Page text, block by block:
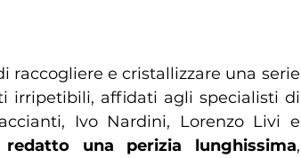
raccogliere e cristallizzare una serie
irripetibili, affidati agli specialisti di
Ivo Nardini, Lorenzo Livi e
una perizia lunghissima,